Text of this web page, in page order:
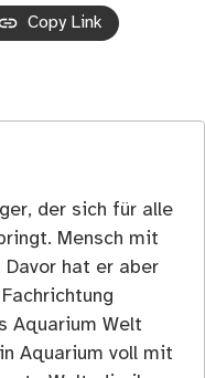
Copy Link
der sich für alle
Mensch mit
hat er aber
Aquarium Welt
Aquarium voll mit